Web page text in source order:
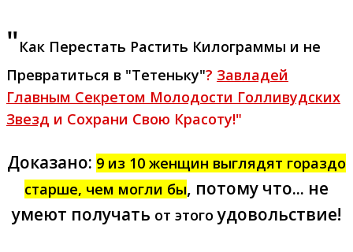
"Как Перестать Растить Килограммы и не
Превратиться в "Тетеньку"? Завладей
Главным Секретом Молодости Голливудских
Звезд и Сохрани Свою Красоту!"
Доказано: 9 из 10 женщин выглядят гораздо
старше, чем могли бы, потому что... не
умеют получать от этого удовольствие!